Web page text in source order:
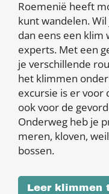
Roemenië heeft
kunt wandelen.
dan eens een klim
experts. Met een
je verschillende
het klimmen
excursie is er
ook voor de
Onderweg heb je
meren, kloven,
bossen.
Leer klimmen